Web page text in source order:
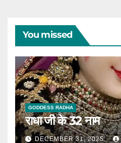
You missed
GODDESS RADHA
राधा जी के 32 नाम
DECEMBER 31, 2025